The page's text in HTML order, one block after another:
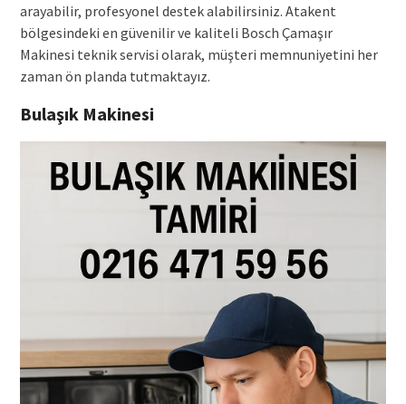
arayabilir, profesyonel destek alabilirsiniz. Atakent
bölgesindeki en güvenilir ve kaliteli Bosch Çamaşır
Makinesi teknik servisi olarak, müşteri memnuniyetini her
zaman ön planda tutmaktayız.
Bulaşık Makinesi